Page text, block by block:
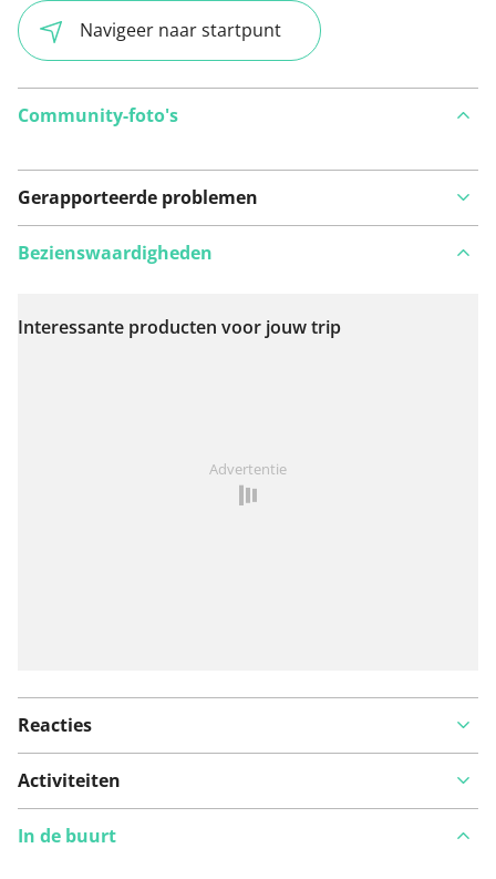
Navigeer naar startpunt
Community-foto's
Gerapporteerde problemen
Bekijk op kaart
Bezienswaardigheden
Interessante producten voor jouw trip
Advertentie
Reacties
Activiteiten
In de buurt